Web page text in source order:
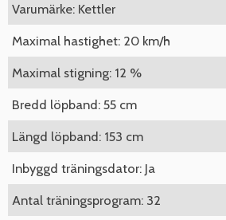
Varumärke: Kettler
Maximal hastighet: 20 km/h
Maximal stigning: 12 %
Bredd löpband: 55 cm
Längd löpband: 153 cm
Inbyggd träningsdator: Ja
Antal träningsprogram: 32